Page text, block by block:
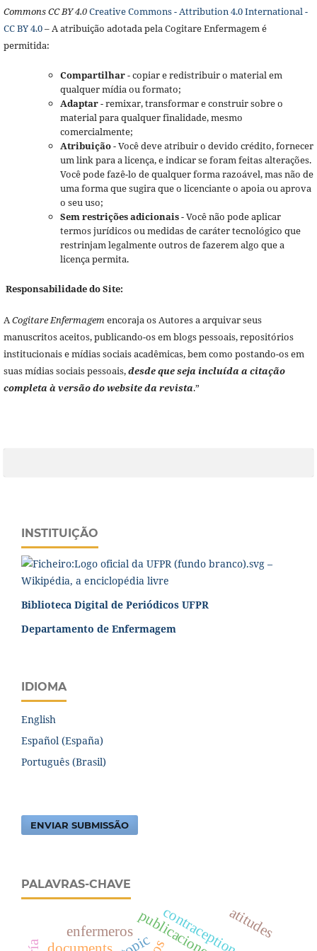
Commons CC BY 4.0Creative Commons - Attribution 4.0 International -
CC BY 4.0– A atribuição adotada pela Cogitare Enfermagem é
permitida:
Compartilhar- copiar e redistribuir o material em
qualquer mídia ou formato;
Adaptar- remixar, transformar e construir sobre o
material para qualquer finalidade, mesmo
comercialmente;
Atribuição- Você deve atribuir o devido crédito, fornecer
um link para a licença, e indicar se foram feitas alterações.
Você pode fazê-lo de qualquer forma razoável, mas não de
uma forma que sugira que o licenciante o apoia ou aprova
o seu uso;
Sem restrições adicionais- Você não pode aplicar
termos jurídicos ou medidas de caráter tecnológico que
restrinjam legalmente outros de fazerem algo que a
licença permita.
Responsabilidade do Site:
ACogitare Enfermagemencoraja os Autores a arquivar seus
manuscritos aceitos, publicando-os em blogs pessoais, repositórios
institucionais e mídias sociais acadêmicas, bem como postando-os em
suas mídias sociais pessoais,desde que seja incluída a citação
completa à versão do website da revista.”
INSTITUIÇÃO
Biblioteca Digital de Periódicos UFPR
Departamento de Enfermagem
IDIOMA
English
Español (España)
Português (Brasil)
ENVIAR SUBMISSÃO
PALAVRAS-CHAVE
contraception
enfermeros atitudes